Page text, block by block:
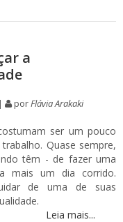
a
porFlávia Arakaki
ser um pouco
Quase sempre,
têm - de fazer uma
mais um dia corrido.
de uma de suas
Leia mais...